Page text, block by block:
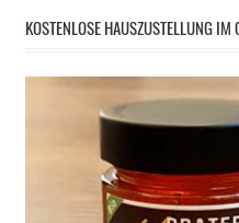
KOSTENLOSE HAUSZUSTELLUNG IM